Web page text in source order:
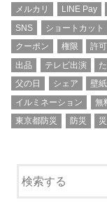
メルカリ
LINE Pay
SNS
ショートカット
クーポン
権限 許
出品
テレビ出演
父の日
シェア 壁紙
イルミネーション
無
東京都防災
防災